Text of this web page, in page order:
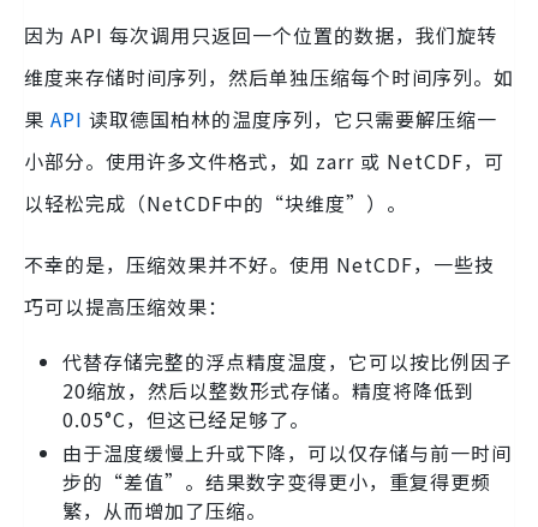
因为 API 每次调用只返回一个位置的数据，我们旋转
维度来存储时间序列，然后单独压缩每个时间序列。如
果 API 读取德国柏林的温度序列，它只需要解压缩一
小部分。使用许多文件格式，如 zarr 或 NetCDF，可
以轻松完成（NetCDF中的“块维度”）。
不幸的是，压缩效果并不好。使用 NetCDF，一些技
巧可以提高压缩效果：
代替存储完整的浮点精度温度，它可以按比例因子
20缩放，然后以整数形式存储。精度将降低到
0.05°C，但这已经足够了。
由于温度缓慢上升或下降，可以仅存储与前一时间
步的“差值”。结果数字变得更小，重复得更频
繁，从而增加了压缩。